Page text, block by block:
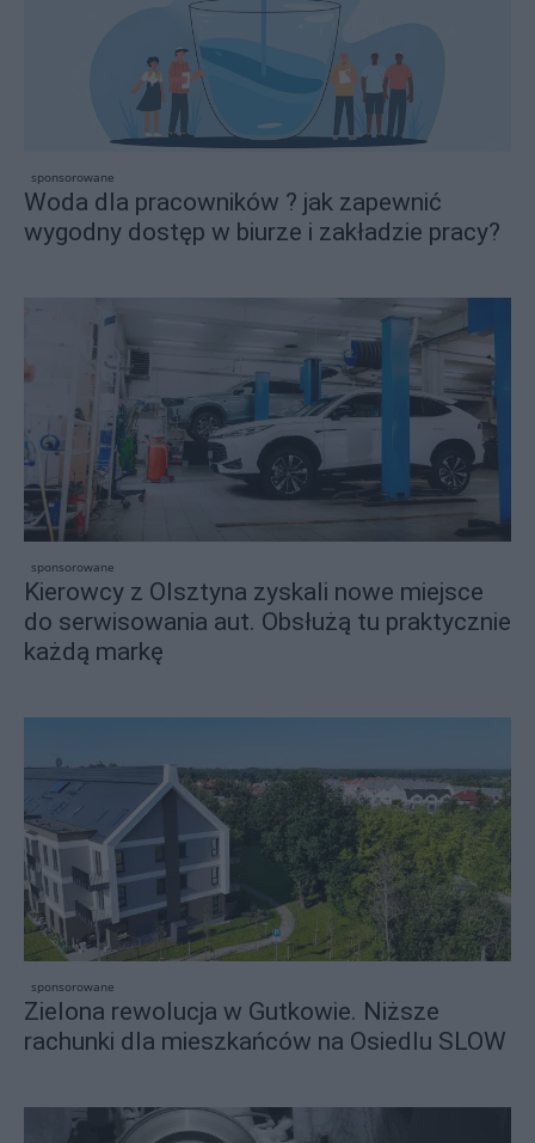
sponsorowane
Woda dla pracowników ? jak zapewnić
wygodny dostęp w biurze i zakładzie pracy?
sponsorowane
Kierowcy z Olsztyna zyskali nowe miejsce
do serwisowania aut. Obsłużą tu praktycznie
każdą markę
sponsorowane
Zielona rewolucja w Gutkowie. Niższe
rachunki dla mieszkańców na Osiedlu SLOW